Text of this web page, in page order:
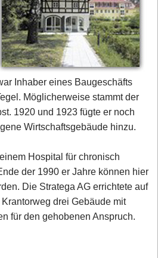
Inhaber eines Baugeschäfts
Möglicherweise stammt der
1920 und 1923 fügte er noch
Wirtschaftsgebäude hinzu.
Hospital für chronisch
der 1990 er Jahre können hier
Die Stratega AG errichtete auf
drei Gebäude mit
für den gehobenen Anspruch.